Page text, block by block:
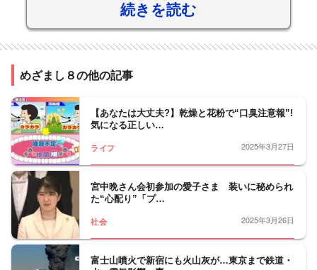
続きを読む
めざまし８の他の記事
【あなたは大丈夫?】乾燥と花粉で“口臭注意報”!
気になる正しい…
ライフ 2025年3月27日
宮中晩さん会初参加の愛子さま 装いに秘められ
た“心配り”「プ…
社会 2025年3月26日
富士山噴火で新宿にも火山灰が…東京まで鉄道・